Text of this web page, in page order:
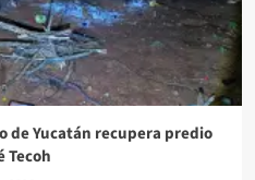
de Yucatán recupera predio
Tecoh